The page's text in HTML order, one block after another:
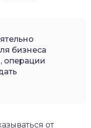
бизнеса
операции
от